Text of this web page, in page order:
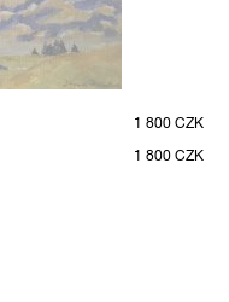
1 800 CZK
1 800 CZK